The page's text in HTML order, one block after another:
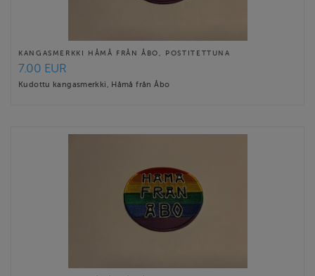
KANGASMERKKI HÅMÅ FRÅN ÅBO, POSTITETTUNA
7.00 EUR
Kudottu kangasmerkki, Håmå från Åbo